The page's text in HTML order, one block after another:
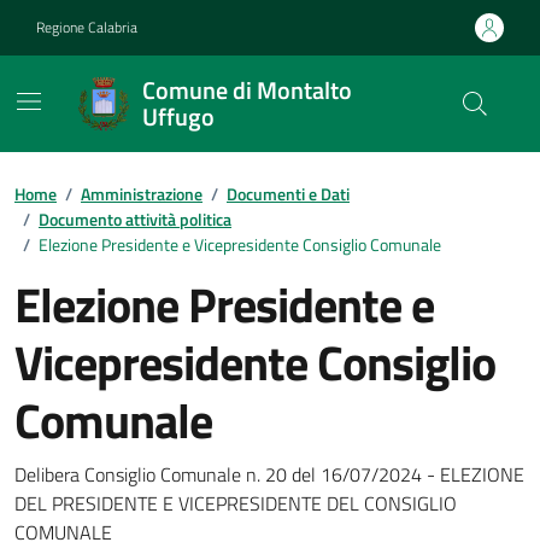
Regione Calabria
Comune di Montalto
Uffugo
Home / Amministrazione / Documenti e Dati
/ Documento attività politica
/ Elezione Presidente e Vicepresidente Consiglio Comunale
Elezione Presidente e
Vicepresidente Consiglio
Comunale
Dettagli del documento
Delibera Consiglio Comunale n. 20 del 16/07/2024 - ELEZIONE
DEL PRESIDENTE E VICEPRESIDENTE DEL CONSIGLIO
COMUNALE